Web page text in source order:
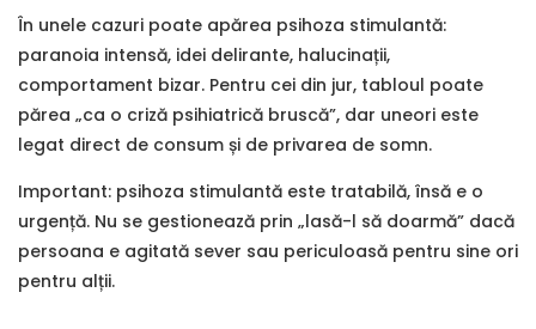
În unele cazuri poate apărea psihoza stimulantă:
paranoia intensă, idei delirante, halucinații,
comportament bizar. Pentru cei din jur, tabloul poate
părea „ca o criză psihiatrică bruscă”, dar uneori este
legat direct de consum și de privarea de somn.
Important: psihoza stimulantă este tratabilă, însă e o
urgență. Nu se gestionează prin „lasă-l să doarmă” dacă
persoana e agitată sever sau periculoasă pentru sine ori
pentru alții.